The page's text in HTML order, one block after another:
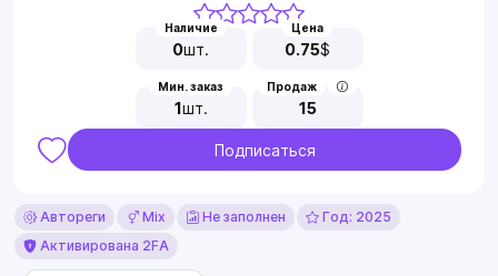
Наличие
0шт.
Цена
0.75$
Мин. заказ
1шт.
Продаж
15
Подписаться
Автореги Mix Не заполнен
Год: 2025
Активирована 2FA